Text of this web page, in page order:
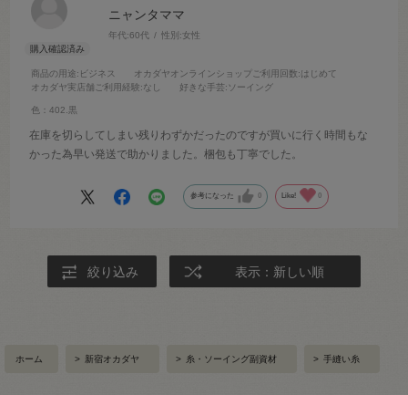
ニャンタママ
年代:60代 性別:女性
商品の用途:ビジネス オカダヤオンラインショップご利用回数:はじめて
オカダヤ実店舗ご利用経験:なし 好きな手芸:ソーイング
色：402.黒
在庫を切らしてしまい残りわずかだったのですが買いに行く時間もな
かった為早い発送で助かりました。梱包も丁寧でした。
参考になった 0 Like! 0
絞り込み 表示：新しい順
ホーム > 新宿オカダヤ > 糸・ソーイング副資材 > 手縫い糸